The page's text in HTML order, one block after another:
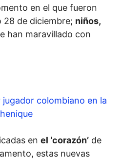
en el que fueron
28 de diciembre; niños,
han maravillado con
jugador colombiano en la
en el ‘corazón’ de
estas nuevas